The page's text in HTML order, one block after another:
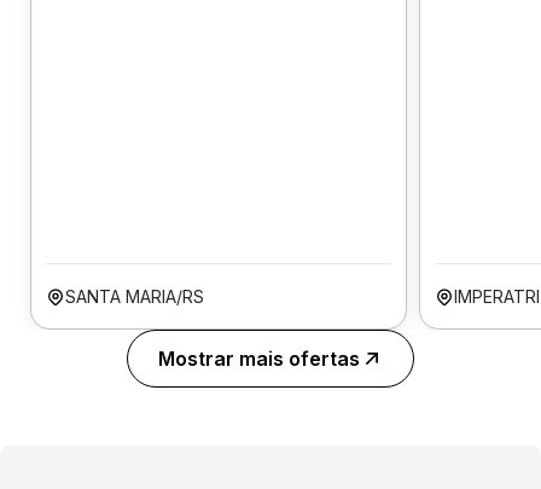
SANTA MARIA/RS
Mostrar mais ofertas